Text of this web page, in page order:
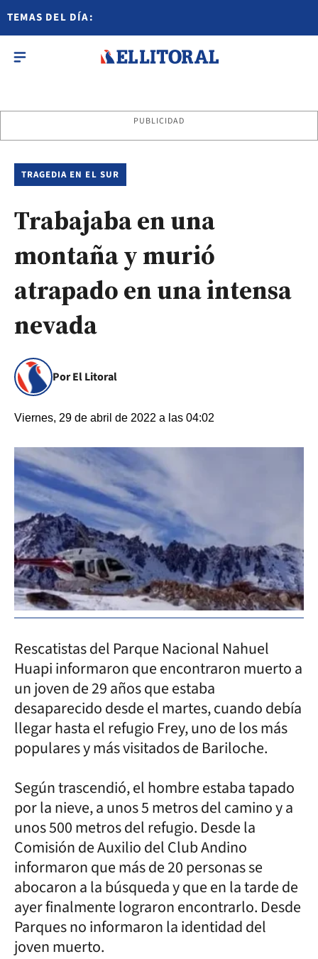
TEMAS DEL DÍA:
PUBLICIDAD
TRAGEDIA EN EL SUR
Trabajaba en una
montaña y murió
atrapado en una intensa
nevada
Por El Litoral
Viernes, 29 de abril de 2022 a las 04:02
Rescatistas del Parque Nacional Nahuel
Huapi informaron que encontraron muerto a
un joven de 29 años que estaba
desaparecido desde el martes, cuando debía
llegar hasta el refugio Frey, uno de los más
populares y más visitados de Bariloche.
Según trascendió, el hombre estaba tapado
por la nieve, a unos 5 metros del camino y a
unos 500 metros del refugio. Desde la
Comisión de Auxilio del Club Andino
informaron que más de 20 personas se
abocaron a la búsqueda y que en la tarde de
ayer finalmente lograron encontrarlo. Desde
Parques no informaron la identidad del
joven muerto.